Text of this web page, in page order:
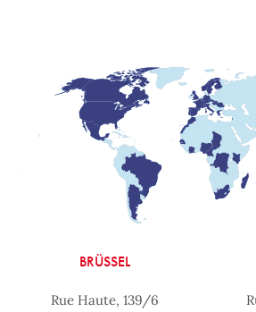
BRÜSSEL
Rue Haute, 139/6